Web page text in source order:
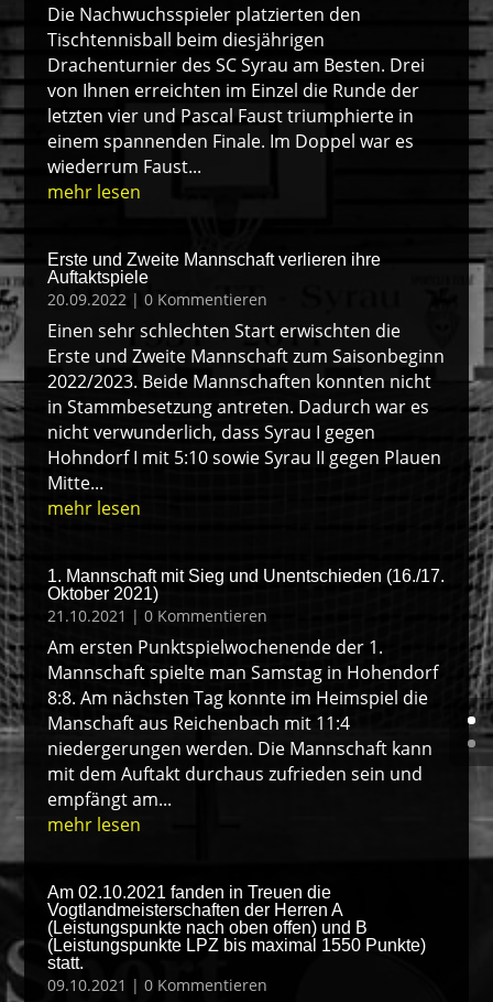
Die Nachwuchsspieler platzierten den
Tischtennisball beim diesjährigen
Drachenturnier des SC Syrau am Besten. Drei
von Ihnen erreichten im Einzel die Runde der
letzten vier und Pascal Faust triumphierte in
einem spannenden Finale. Im Doppel war es
wiederrum Faust...
mehr lesen
Erste und Zweite Mannschaft verlieren ihre
Auftaktspiele
20.09.2022| 0 Kommentieren
Einen sehr schlechten Start erwischten die
Erste und Zweite Mannschaft zum Saisonbeginn
2022/2023. Beide Mannschaften konnten nicht
in Stammbesetzung antreten. Dadurch war es
nicht verwunderlich, dass Syrau I gegen
Hohndorf I mit 5:10 sowie Syrau II gegen Plauen
Mitte...
mehr lesen
1. Mannschaft mit Sieg und Unentschieden (16./17.
Oktober 2021)
21.10.2021 | 0 Kommentieren
Am ersten Punktspielwochenende der 1.
Mannschaft spielte man Samstag in Hohendorf
8:8. Am nächsten Tag konnte im Heimspiel die
Manschaft aus Reichenbach mit 11:4
niedergerungen werden. Die Mannschaft kann
mit dem Auftakt durchaus zufrieden sein und
empfängt am...
mehr lesen
Am 02.10.2021 fanden in Treuen die
Vogtlandmeisterschaften der Herren A
(Leistungspunkte nach oben offen) und B
(Leistungspunkte LPZ bis maximal 1550 Punkte)
statt.
09.10.2021 | 0 Kommentieren